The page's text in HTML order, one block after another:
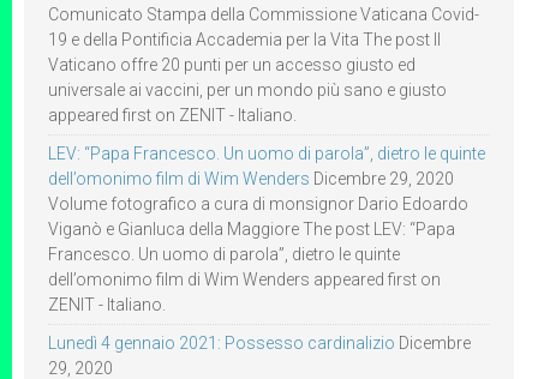
Comunicato Stampa della Commissione Vaticana Covid-
19 e della Pontificia Accademia per la Vita The post Il
Vaticano offre 20 punti per un accesso giusto ed
universale ai vaccini, per un mondo più sano e giusto
appeared first on ZENIT - Italiano.
LEV: “Papa Francesco. Un uomo di parola”, dietro le quinte
dell’omonimo film di Wim Wenders Dicembre 29, 2020
Volume fotografico a cura di monsignor Dario Edoardo
Viganò e Gianluca della Maggiore The post LEV: “Papa
Francesco. Un uomo di parola”, dietro le quinte
dell’omonimo film di Wim Wenders appeared first on
ZENIT - Italiano.
Lunedì 4 gennaio 2021: Possesso cardinalizio Dicembre
29, 2020